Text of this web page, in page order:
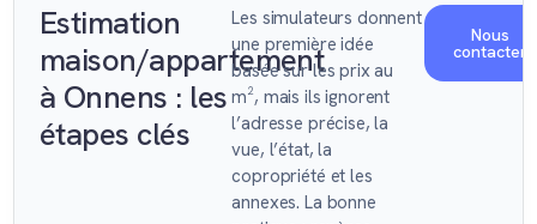
Estimation
maison/appartement
à Onnens : les
étapes clés
Les simulateurs donnent
une première idée
basée sur les prix au
m², mais ils ignorent
l’adresse précise, la
vue, l’état, la
copropriété et les
annexes. La bonne
Nous
contacter